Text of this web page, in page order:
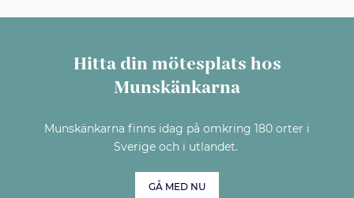
Hitta din mötesplats hos
Munskänkarna
Munskänkarna finns idag på omkring 180 orter i
Sverige och i utlandet.
GÅ MED NU